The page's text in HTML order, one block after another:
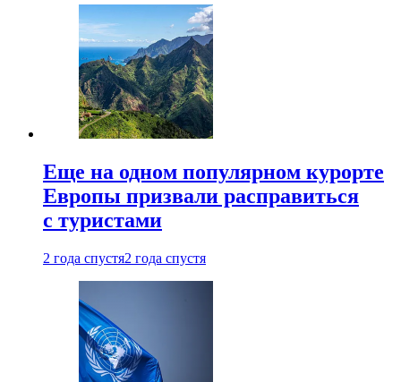
Еще на одном популярном курорте
Европы призвали расправиться
с туристами
2 года спустя2 года спустя